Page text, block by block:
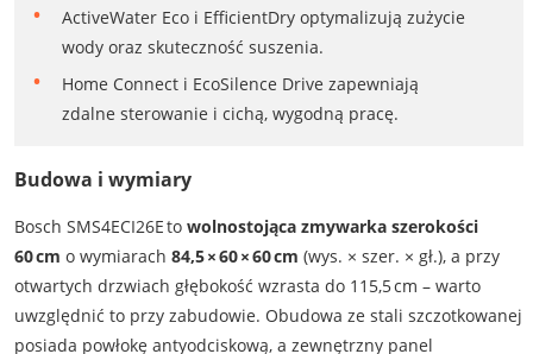
ActiveWater Eco i EfficientDry optymalizują zużycie
wody oraz skuteczność suszenia.
Home Connect i EcoSilence Drive zapewniają
zdalne sterowanie i cichą, wygodną pracę.
Budowa i wymiary
Bosch SMS4ECI26E to wolnostojąca zmywarka szerokości
60 cm o wymiarach 84,5 × 60 × 60 cm (wys. × szer. × gł.), a przy
otwartych drzwiach głębokość wzrasta do 115,5 cm – warto
uwzględnić to przy zabudowie. Obudowa ze stali szczotkowanej
posiada powłokę antyodciskową, a zewnętrzny panel